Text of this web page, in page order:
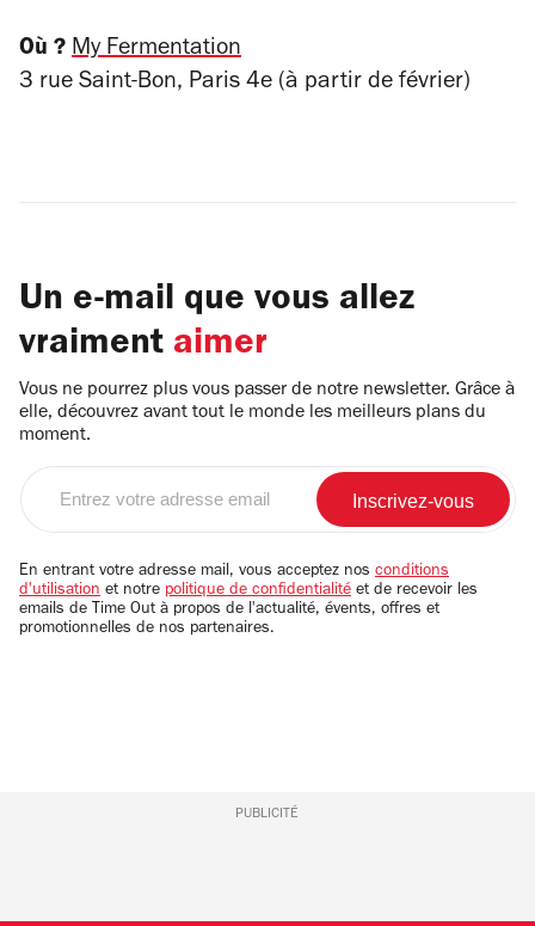
Où ? My Fermentation
3 rue Saint-Bon, Paris 4e (à partir de février)
Un e-mail que vous allez
vraiment aimer
Vous ne pourrez plus vous passer de notre newsletter. Grâce à
elle, découvrez avant tout le monde les meilleurs plans du
moment.
email
En entrant votre adresse mail, vous acceptez nos conditions
d'utilisation et notre politique de confidentialité et de recevoir les
emails de Time Out à propos de l'actualité, évents, offres et
promotionnelles de nos partenaires.
PUBLICITÉ